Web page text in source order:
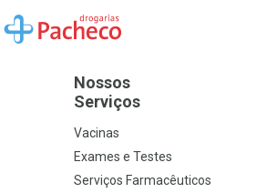
Ir para a Home
Nossos
Serviços
Vacinas
Exames e Testes
Serviços Farmacêuticos